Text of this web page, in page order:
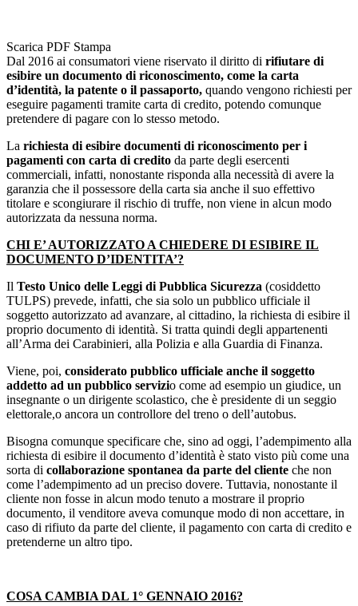
Scarica PDF Stampa
Dal 2016 ai consumatori viene riservato il diritto di rifiutare di
esibire un documento di riconoscimento, come la carta
d’identità, la patente o il passaporto, quando vengono richiesti per
eseguire pagamenti tramite carta di credito, potendo comunque
pretendere di pagare con lo stesso metodo.
La richiesta di esibire documenti di riconoscimento per i
pagamenti con carta di credito da parte degli esercenti
commerciali, infatti, nonostante risponda alla necessità di avere la
garanzia che il possessore della carta sia anche il suo effettivo
titolare e scongiurare il rischio di truffe, non viene in alcun modo
autorizzata da nessuna norma.
CHI E’ AUTORIZZATO A CHIEDERE DI ESIBIRE IL
DOCUMENTO D’IDENTITA’?
Il Testo Unico delle Leggi di Pubblica Sicurezza (cosiddetto
TULPS) prevede, infatti, che sia solo un pubblico ufficiale il
soggetto autorizzato ad avanzare, al cittadino, la richiesta di esibire il
proprio documento di identità. Si tratta quindi degli appartenenti
all’Arma dei Carabinieri, alla Polizia e alla Guardia di Finanza.
Viene, poi, considerato pubblico ufficiale anche il soggetto
addetto ad un pubblico servizio come ad esempio un giudice, un
insegnante o un dirigente scolastico, che è presidente di un seggio
elettorale,o ancora un controllore del treno o dell’autobus.
Bisogna comunque specificare che, sino ad oggi, l’adempimento alla
richiesta di esibire il documento d’identità è stato visto più come una
sorta di collaborazione spontanea da parte del cliente che non
come l’adempimento ad un preciso dovere. Tuttavia, nonostante il
cliente non fosse in alcun modo tenuto a mostrare il proprio
documento, il venditore aveva comunque modo di non accettare, in
caso di rifiuto da parte del cliente, il pagamento con carta di credito e
pretenderne un altro tipo.
COSA CAMBIA DAL 1° GENNAIO 2016?